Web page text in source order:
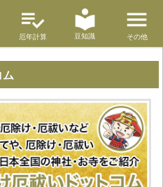
厄年計算 豆知識 その他
ム